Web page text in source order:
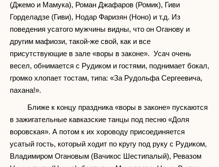
(Джемо и Мамука), Роман Джафаров (Ромик), Гиви
Горделадзе (Гиви), Нодар Фаризян (Ноно) и т.д. Из
поведения усатого мужчины видны, что он Оганову и
другим мафиози, такой-же свой, как и все
присутствующие в зале «воры в законе». Усач очень
весел, обнимается с Рудиком и гостями, поднимает бокал,
громко хлопает тостам, типа: «За Рудольфа Сергеевича,
пахана!».
Ближе к концу праздника «воры в законе» пускаются
в зажигательные кавказские танцы под песню «Доля
воровская». А потом к их хороводу присоединяется
усатый гость, который ходит по кругу под руку с Рудиком,
Владимиром Огановым (Вачикос Шестипалый), Ревазом